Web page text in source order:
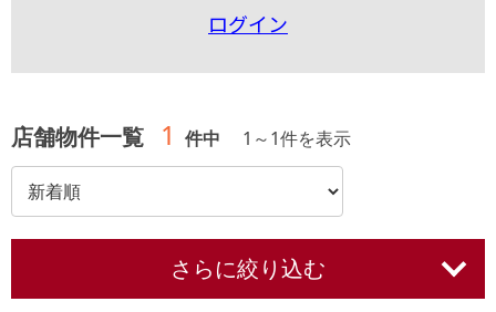
ログイン
店舗物件一覧 1 件中 1 ～1件を表示
さらに絞り込む